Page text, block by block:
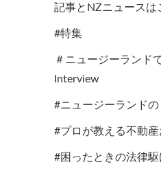
記事とNZニュースは
#特集
＃ニュージーランド
Interview
#ニュージーランドの
#プロが教える不動
#困ったときの法律